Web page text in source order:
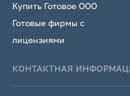
Купить Готовое ООО
Готовые фирмы с
лицензиями
КОНТАКТНАЯ